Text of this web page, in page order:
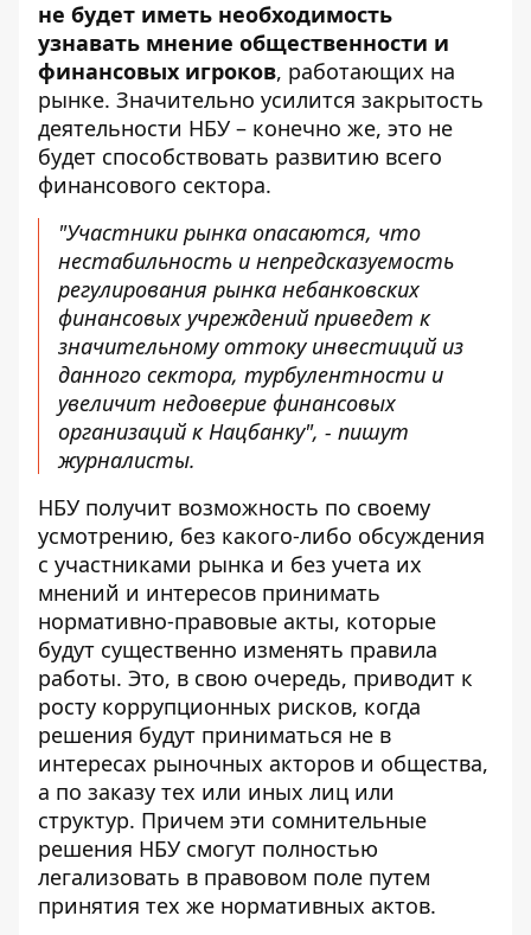
не будет иметь необходимость
узнавать мнение общественности и
финансовых игроков, работающих на
рынке. Значительно усилится закрытость
деятельности НБУ – конечно же, это не
будет способствовать развитию всего
финансового сектора.
"Участники рынка опасаются, что
нестабильность и непредсказуемость
регулирования рынка небанковских
финансовых учреждений приведет к
значительному оттоку инвестиций из
данного сектора, турбулентности и
увеличит недоверие финансовых
организаций к Нацбанку", - пишут
журналисты.
НБУ получит возможность по своему
усмотрению, без какого-либо обсуждения
с участниками рынка и без учета их
мнений и интересов принимать
нормативно-правовые акты, которые
будут существенно изменять правила
работы. Это, в свою очередь, приводит к
росту коррупционных рисков, когда
решения будут приниматься не в
интересах рыночных акторов и общества,
а по заказу тех или иных лиц или
структур. Причем эти сомнительные
решения НБУ смогут полностью
легализовать в правовом поле путем
принятия тех же нормативных актов.